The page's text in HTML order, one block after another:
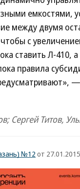
емкостями,
между двумя
с
ставить Л‑410,
правила
Сергей Титов,
№12 от 27.01.2015